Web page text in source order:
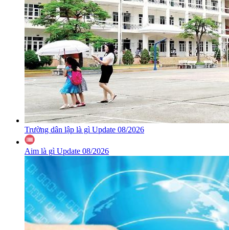
Trường dân lập là gì Update 08/2026
Aim là gì Update 08/2026